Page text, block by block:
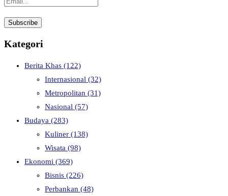
Kategori
Berita Khas (122)
Internasional (32)
Metropolitan (31)
Nasional (57)
Budaya (283)
Kuliner (138)
Wisata (98)
Ekonomi (369)
Bisnis (226)
Perbankan (48)